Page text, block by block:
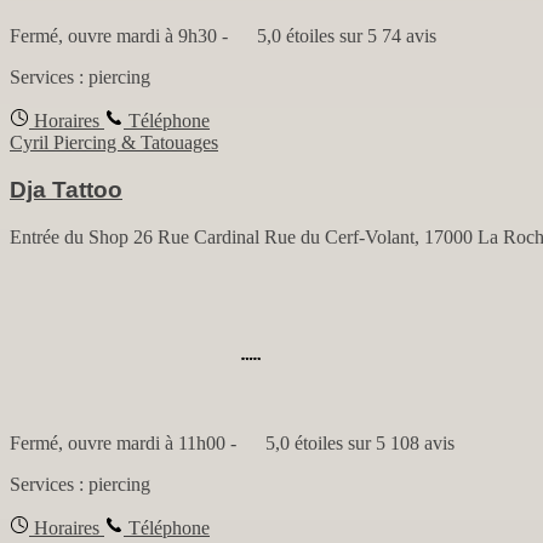
Fermé, ouvre mardi à 9h30 - 5,0 étoiles sur 5 74 avis
Services : piercing
Horaires
Téléphone
Cyril Piercing & Tatouages
Dja Tattoo
Entrée du Shop 26 Rue Cardinal Rue du Cerf-Volant, 17000 La
Fermé, ouvre mardi à 11h00 - 5,0 étoiles sur 5 108 avis
Services : piercing
Horaires
Téléphone